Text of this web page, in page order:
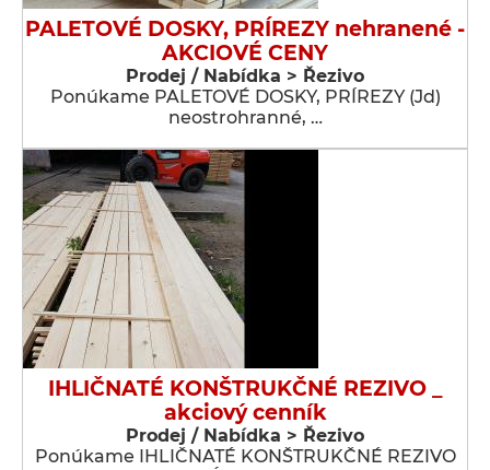
PALETOVÉ DOSKY, PRÍREZY nehranené -
AKCIOVÉ CENY
Prodej / Nabídka > Řezivo
Ponúkame PALETOVÉ DOSKY, PRÍREZY (Jd)
neostrohranné, …
IHLIČNATÉ KONŠTRUKČNÉ REZIVO _
akciový cenník
Prodej / Nabídka > Řezivo
Ponúkame IHLIČNATÉ KONŠTRUKČNÉ REZIVO